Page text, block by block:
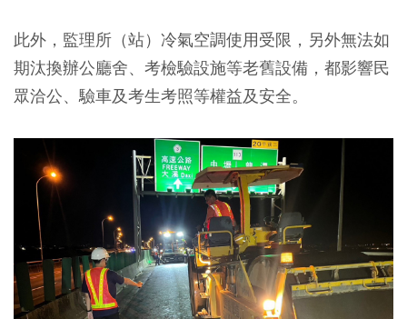
此外，監理所（站）冷氣空調使用受限，另外無法如
期汰換辦公廳舍、考檢驗設施等老舊設備，都影響民
眾洽公、驗車及考生考照等權益及安全。